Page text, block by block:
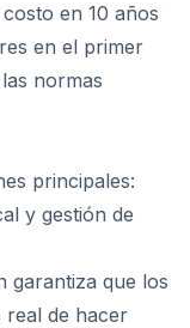
en 10 años
en el primer
normas
principales:
y gestión de
garantiza que los
real de hacer